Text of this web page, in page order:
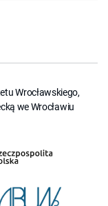
Wrocławskiego,
we Wrocławiu